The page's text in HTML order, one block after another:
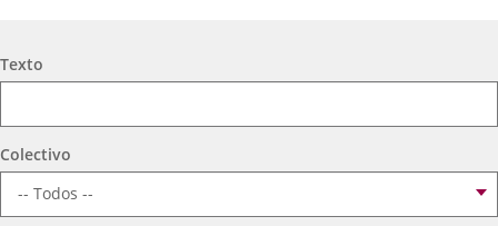
Búsqueda
Texto
Colectivo